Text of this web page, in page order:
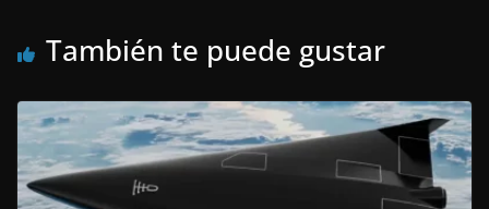
También te puede gustar